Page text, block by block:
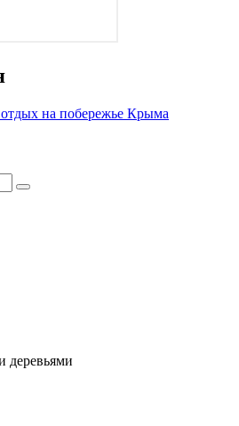
на побережье Крыма